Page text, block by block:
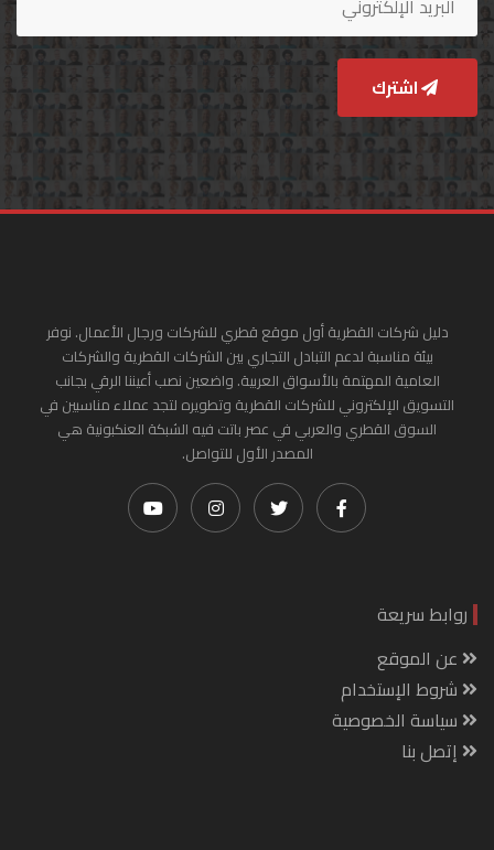
اشترك
دليل شركات القطرية أول موقع قطري للشركات ورجال الأعمال. نوفر
بيئة مناسبة لدعم التبادل التجاري بين الشركات القطرية والشركات
العامية المهتمة بالأسواق العربية. واضعين نصب أعيننا الرقي بجانب
التسويق الإلكتروني للشركات القطرية وتطويره لتجد عملاء مناسبين في
السوق القطري والعربي في عصر باتت فيه الشبكة العنكبونية هي
المصدر الأول للتواصل.
روابط سريعة
عن الموقع
شروط الإستخدام
سياسة الخصوصية
إتصل بنا